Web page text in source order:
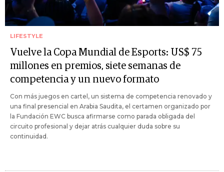
LIFESTYLE
Vuelve la Copa Mundial de Esports: US$ 75
millones en premios, siete semanas de
competencia y un nuevo formato
Con más juegos en cartel, un sistema de competencia renovado y
una final presencial en Arabia Saudita, el certamen organizado por
la Fundación EWC busca afirmarse como parada obligada del
circuito profesional y dejar atrás cualquier duda sobre su
continuidad.